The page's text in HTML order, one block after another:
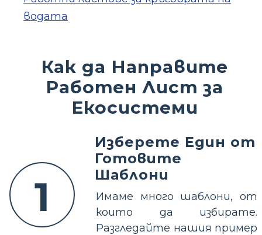
водата
Как да Направите
Работен Лист за
Екосистеми
1
Изберете Един от
Готовите
Шаблони
Имаме много шаблони, от
които да избирате.
Разгледайте нашия пример